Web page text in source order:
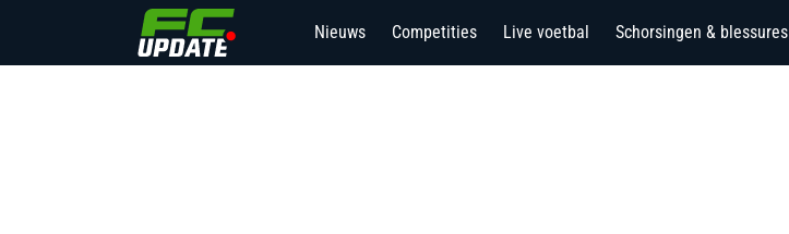
Nieuws Competities Live voetbal Schorsingen & blessures